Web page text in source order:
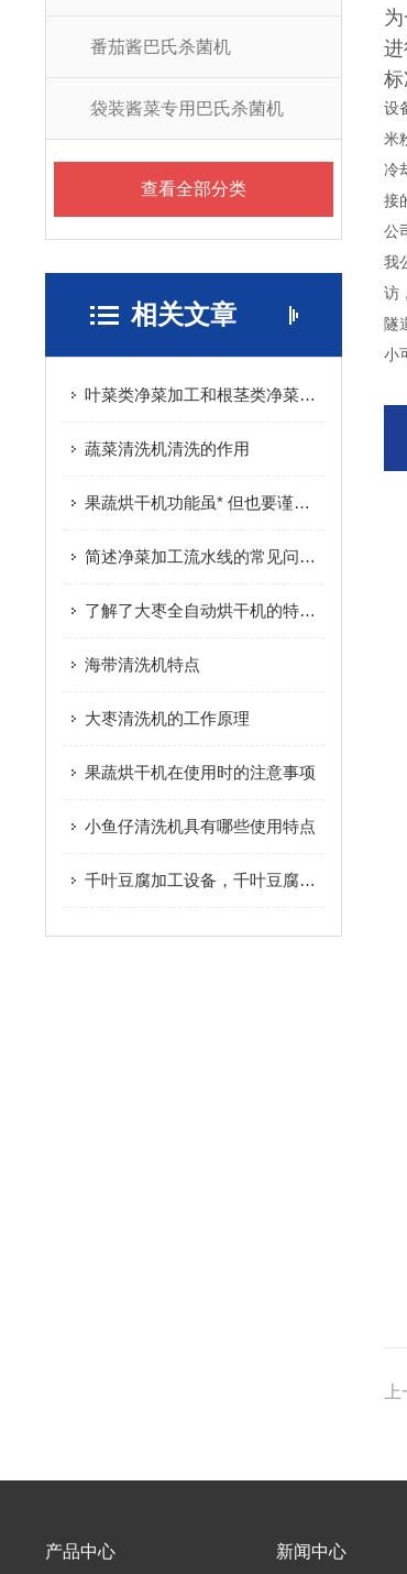
番茄酱巴氏杀菌机
袋装酱菜专用巴氏杀菌机
查看全部分类
相关文章
叶菜类净菜加工和根茎类净菜加工这个两种模式的区别是什么？
蔬菜清洗机清洗的作用
果蔬烘干机功能虽* 但也要谨慎购买
简述净菜加工流水线的常见问题相应解决方法
了解了大枣全自动烘干机的特点才能更好的使用它
海带清洗机特点
大枣清洗机的工作原理
果蔬烘干机在使用时的注意事项
小鱼仔清洗机具有哪些使用特点
千叶豆腐加工设备，千叶豆腐技术配方
标
设
米
冷
接
公
我
访
隧
小
产品中心 新闻中心